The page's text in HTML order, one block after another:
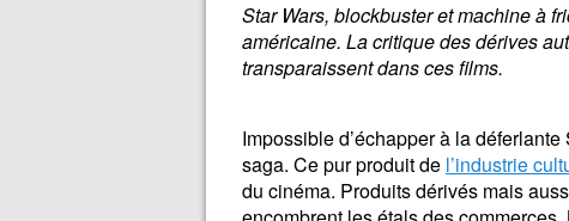
Star Wars, blockbuster et machine à
américaine. La critique des dérives
transparaissent dans ces films.
Impossible d’échapper à la
saga. Ce pur produit de l’industrie
du cinéma. Produits dérivés mais